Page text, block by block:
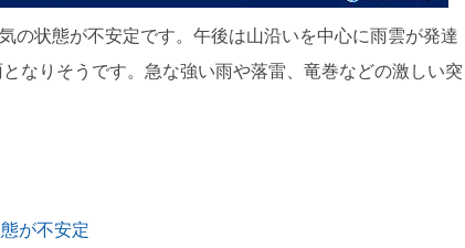
の状態が不安定です。午後は山沿いを中心に雨雲が発達
なりそうです。急な強い雨や落雷、竜巻などの激しい突
が不安定